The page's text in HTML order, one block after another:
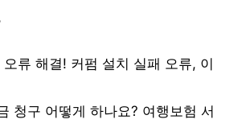
류 해결! 커펌 설치 실패 오류, 이
청구 어떻게 하나요? 여행보험 서